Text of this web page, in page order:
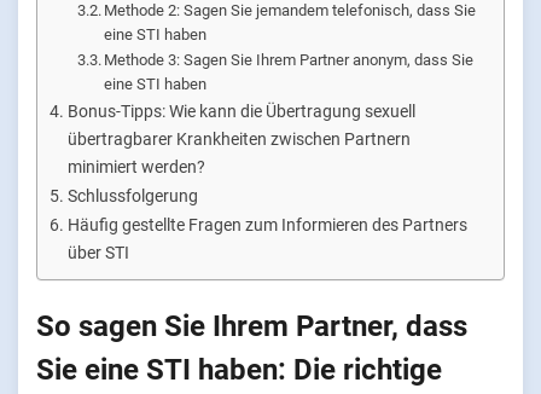
Methode 2: Sagen Sie jemandem telefonisch, dass Sie
eine STI haben
Methode 3: Sagen Sie Ihrem Partner anonym, dass Sie
eine STI haben
Bonus-Tipps: Wie kann die Übertragung sexuell
übertragbarer Krankheiten zwischen Partnern
minimiert werden?
Schlussfolgerung
Häufig gestellte Fragen zum Informieren des Partners
über STI
So sagen Sie Ihrem Partner, dass
Sie eine STI haben: Die richtige